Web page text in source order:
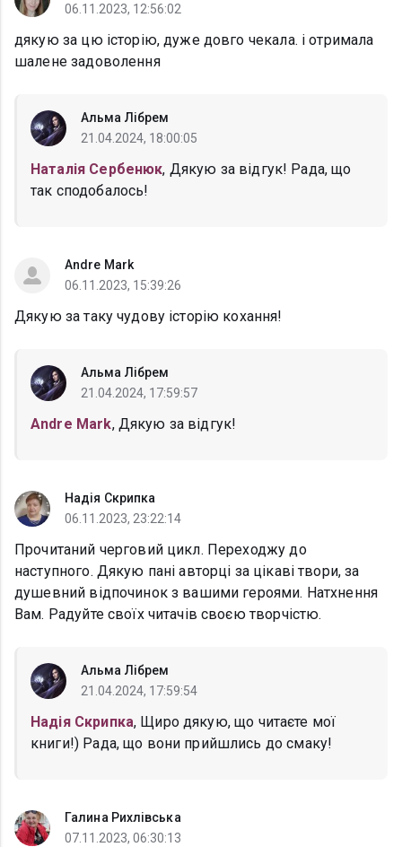
06.11.2023, 12:56:02
дякую за цю історію, дуже довго чекала. і отримала
шалене задоволення
Альма Лібрем
21.04.2024, 18:00:05
Наталія Сербенюк, Дякую за відгук! Рада, що
так сподобалось!
Andre Mark
06.11.2023, 15:39:26
Дякую за таку чудову історію кохання!
Альма Лібрем
21.04.2024, 17:59:57
Andre Mark, Дякую за відгук!
Надія Скрипка
06.11.2023, 23:22:14
Прочитаний черговий цикл. Переходжу до
наступного. Дякую пані авторці за цікаві твори, за
душевний відпочинок з вашими героями. Натхнення
Вам. Радуйте своїх читачів своєю творчістю.
Альма Лібрем
21.04.2024, 17:59:54
Надія Скрипка, Щиро дякую, що читаєте мої
книги!) Рада, що вони прийшлись до смаку!
Галина Рихлівська
07.11.2023, 06:30:13